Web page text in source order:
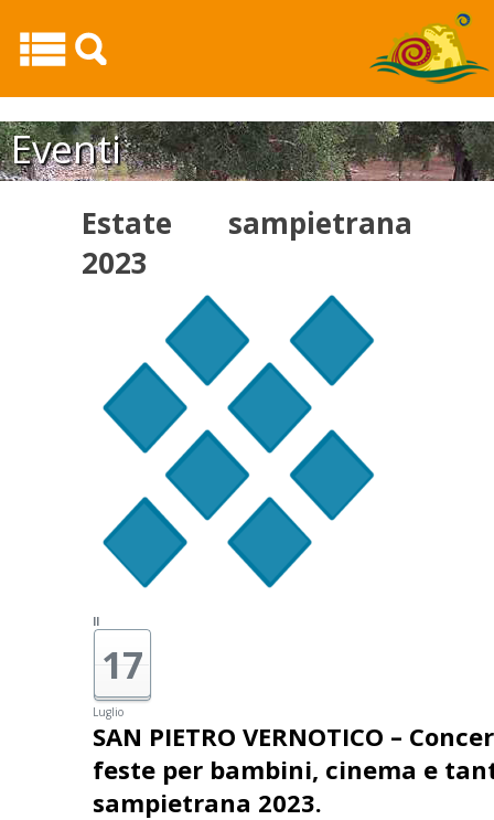
Eventi
Estate sampietrana
2023
Il
17
Luglio
SAN PIETRO VERNOTICO –
feste per bambini, cinema e
sampietrana 2023.